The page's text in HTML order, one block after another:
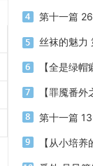
第十一篇
丝袜的魅力
【罪魇番
第十一篇